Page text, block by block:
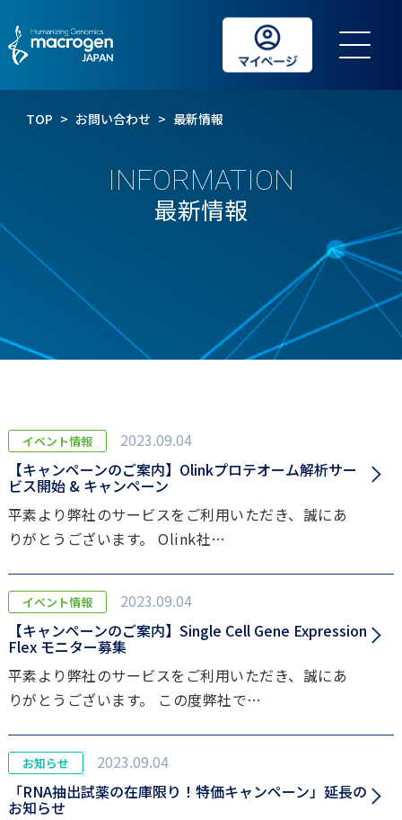
TOP > お問い合わせ > 最新情報
INFORMATION
最新情報
イベント情報
2023.09.04
【キャンペーンのご案内】Olinkプロテオーム解析サー
ビス開始 & キャンペーン
平素より弊社のサービスをご利用いただき、誠にあ
りがとうございます。 Olink社…
イベント情報
2023.09.04
【キャンペーンのご案内】Single Cell Gene Expression
Flex モニター募集
平素より弊社のサービスをご利用いただき、誠にあ
りがとうございます。 この度弊社で…
お知らせ
2023.09.04
「RNA抽出試薬の在庫限り！特価キャンペーン」延長の
お知らせ